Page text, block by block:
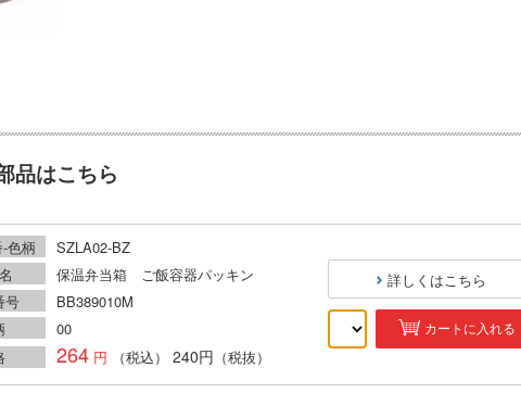
品はこちら
色柄
SZLA02-BZ
保温弁当箱 ご飯容器パッキン
号
BB389010M
00
264 （税込） 240円 （税抜）
詳しくはこちら
カートに入れる